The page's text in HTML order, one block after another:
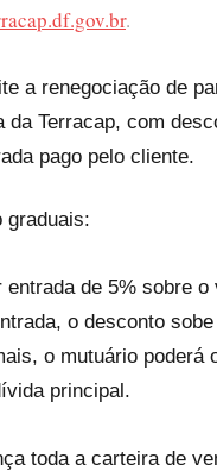
.
a renegociação de
da Terracap, com
pago pelo cliente.
graduais:
entrada de 5% sobre
o desconto
o mutuário poderá
principal.
toda a carteira de